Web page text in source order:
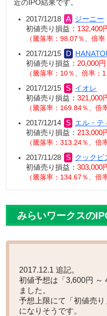
近のIPO結果です。
2017/12/18
ジーニー
初値売り損益： 132,400
騰落率：98.07％、倍率
2017/12/15
初値売り損益： 20,000円
騰落率：10％、倍率：
2017/12/15
イオレ
初値売り損益： 321,000
騰落率：169.84％、倍
2017/12/14
エル・テ
初値売り損益： 213,000
騰落率：313.24％、倍
2017/11/28
クックビ
初値売り損益： 303,000
騰落率：134.67％、倍
みらいワークスの
2017.12.1 追記。
初値予想は 「3,600円
ました。
予想上限にて「初値売り
になりそうです。